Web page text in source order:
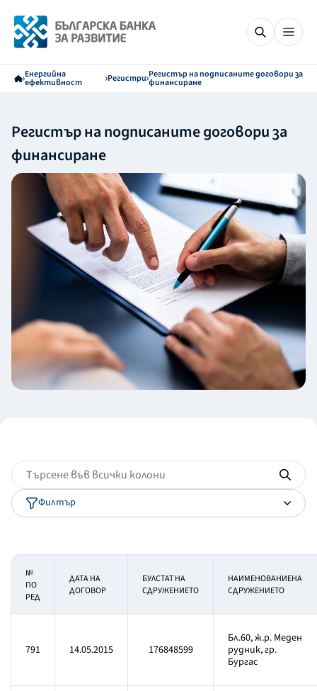
Енергийна
ефективност Регистри Регистър на подписаните договори за
финансиране
Регистър на подписаните договори за
финансиране
Филтър
№
ПО
РЕД
ДАТА НА
ДОГОВОР
БУЛСТАТ НА
СДРУЖЕНИЕТО
НАИМЕНОВАНИЕНА
СДРУЖЕНИЕТО
791 14.05.2015 176848599
Бл.60, ж.р. Меден
рудник, гр.
Бургас